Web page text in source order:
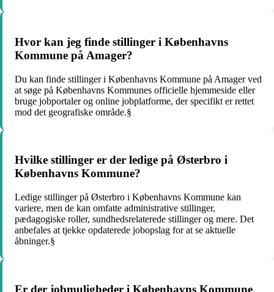
Hvor kan jeg finde stillinger i Københavns
Kommune på Amager?
Du kan finde stillinger i Københavns Kommune på Amager ved
at søge på Københavns Kommunes officielle hjemmeside eller
bruge jobportaler og online jobplatforme, der specifikt er rettet
mod det geografiske område.§
Hvilke stillinger er der ledige på Østerbro i
Københavns Kommune?
Ledige stillinger på Østerbro i Københavns Kommune kan
variere, men de kan omfatte administrative stillinger,
pædagogiske roller, sundhedsrelaterede stillinger og mere. Det
anbefales at tjekke opdaterede jobopslag for at se aktuelle
åbninger.§
Er der jobmuligheder i Københavns Kommune